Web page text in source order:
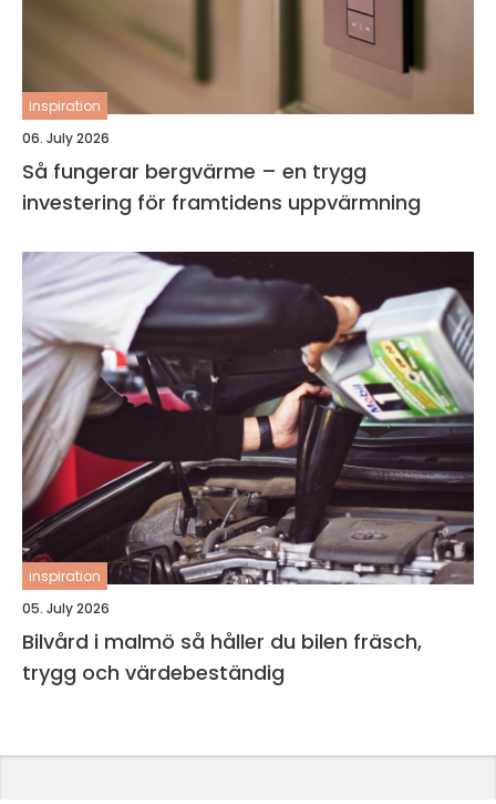
inspiration
06. July 2026
Så fungerar bergvärme – en trygg
investering för framtidens uppvärmning
inspiration
05. July 2026
Bilvård i malmö så håller du bilen fräsch,
trygg och värdebeständig